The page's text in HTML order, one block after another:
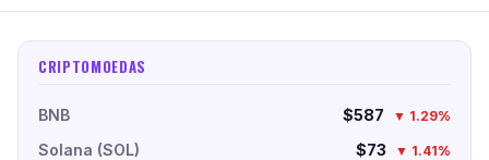
CRIPTOMOEDAS
BNB $587 ▼ 1.29%
Solana (SOL) $73 ▼ 1.41%